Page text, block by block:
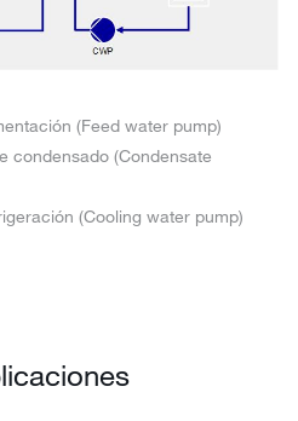
(Feed water pump)
condensado (Condensate
(Cooling water pump)